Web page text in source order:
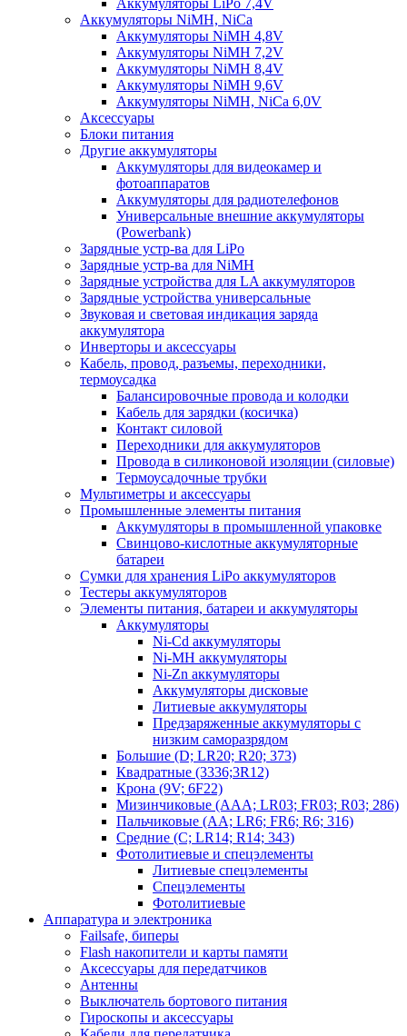
Аккумуляторы LiPo 7,4V
Аккумуляторы NiMH, NiCa
Аккумуляторы NiMH 4,8V
Аккумуляторы NiMH 7,2V
Аккумуляторы NiMH 8,4V
Аккумуляторы NiMH 9,6V
Аккумуляторы NiMH, NiCa 6,0V
Аксессуары
Блоки питания
Другие аккумуляторы
Аккумуляторы для видеокамер и
фотоаппаратов
Аккумуляторы для радиотелефонов
Универсальные внешние аккумуляторы
(Powerbank)
Зарядные устр-ва для LiPo
Зарядные устр-ва для NiMH
Зарядные устройства для LA аккумуляторов
Зарядные устройства универсальные
Звуковая и световая индикация заряда
аккумулятора
Инверторы и аксессуары
Кабель, провод, разъемы, переходники,
термоусадка
Балансировочные провода и колодки
Кабель для зарядки (косичка)
Контакт силовой
Переходники для аккумуляторов
Провода в силиконовой изоляции (силовые)
Термоусадочные трубки
Мультиметры и аксессуары
Промышленные элементы питания
Аккумуляторы в промышленной упаковке
Свинцово-кислотные аккумуляторные
батареи
Сумки для хранения LiPo аккумуляторов
Тестеры аккумуляторов
Элементы питания, батареи и аккумуляторы
Аккумуляторы
Ni-Cd аккумуляторы
Ni-MH аккумуляторы
Ni-Zn аккумуляторы
Аккумуляторы дисковые
Литиевые аккумуляторы
Предзаряженные аккумуляторы с
низким саморазрядом
Большие (D; LR20; R20; 373)
Квадратные (3336;3R12)
Крона (9V; 6F22)
Мизинчиковые (AAA; LR03; FR03; R03; 286)
Пальчиковые (AA; LR6; FR6; R6; 316)
Средние (C; LR14; R14; 343)
Фотолитиевые и спецэлементы
Литиевые спецэлементы
Спецэлементы
Фотолитиевые
Аппаратура и электроника
Failsafe, биперы
Flash накопители и карты памяти
Аксессуары для передатчиков
Антенны
Выключатель бортового питания
Гироскопы и аксессуары